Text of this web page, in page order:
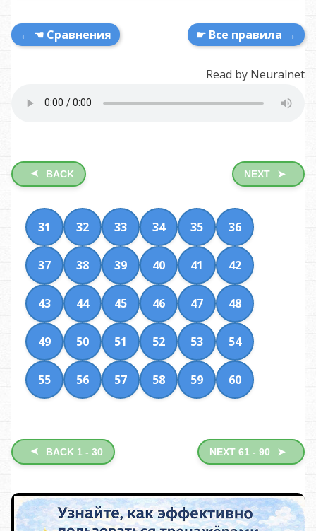
← ☚ Сравнения ☛ Все правила →
Read by Neuralnet
➤ BACK NEXT ➤
31 32 33 34 35 36
37 38 39 40 41 42
43 44 45 46 47 48
49 50 51 52 53 54
55 56 57 58 59 60
➤ BACK 1 - 30 NEXT 61 - 90 ➤